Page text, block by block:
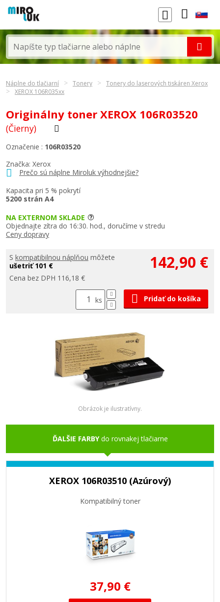
Náplne do tlačiarní Tonery
Tonery do laserových tiskáren Xerox
XEROX 106R035xx
Originálny toner XEROX 106R03520
(Čierny)
Značka: Xerox
Prečo sú náplne Miroluk výhodnejšie?
Kapacita pri 5 % pokrytí
5200 strán A4
Označenie : 106R03520
NA EXTERNOM SKLADE
Objednajte zítra do 16:30. hod., doručíme v stredu
Ceny dopravy
S kompatibilnou náplňou môžete
ušetriť 101 €
Cena bez DPH 116,18 €
142,90 €
ks Pridať do košíka
Obrázok je ilustratívny.
ĎALŠIE FARBYdo rovnakej tlačiarne
XEROX 106R03510 (Azúrový)
Kompatibilný toner
37,90 €